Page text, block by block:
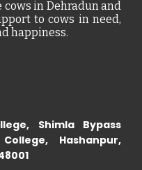
cows in Dehradun and
to cows in need,
happiness.
Shimla Bypass
Hashanpur,